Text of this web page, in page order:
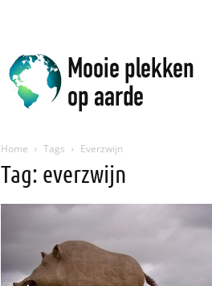
Mooie
plekken
op
aarde
Home Tags Everzwijn
Tag: everzwijn